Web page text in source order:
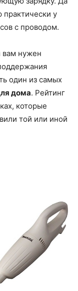
практически у
с проводом.
вам нужен
один из самых
дома. Рейтинг
которые
той или иной